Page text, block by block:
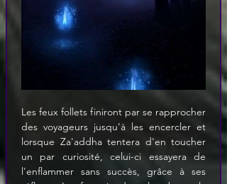
Les feux follets finiront par se rapprocher
des voyageurs jusqu'à les encercler et
lorsque Za'addha tentera d'en toucher
un par curiosité, celui-ci essayera de
l'enflammer sans succès, grâce à ses